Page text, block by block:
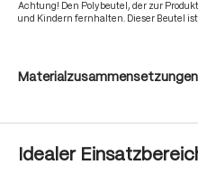
Achtung! Den Polybeutel, der zur
und Kindern fernhalten. Dieser Beutel
Materialzusammensetzungen
Idealer